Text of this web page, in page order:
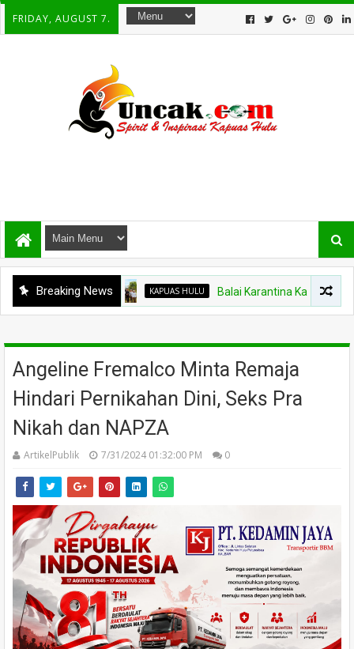
FRIDAY, AUGUST 7.
Breaking NewsKAPUAS HULU Balai Karantina Kalbar Tinjau Jalur
Angeline Fremalco Minta Remaja
Hindari Pernikahan Dini, Seks Pra
Nikah dan NAPZA
ArtikelPublik 7/31/2024 01:32:00 PM 0